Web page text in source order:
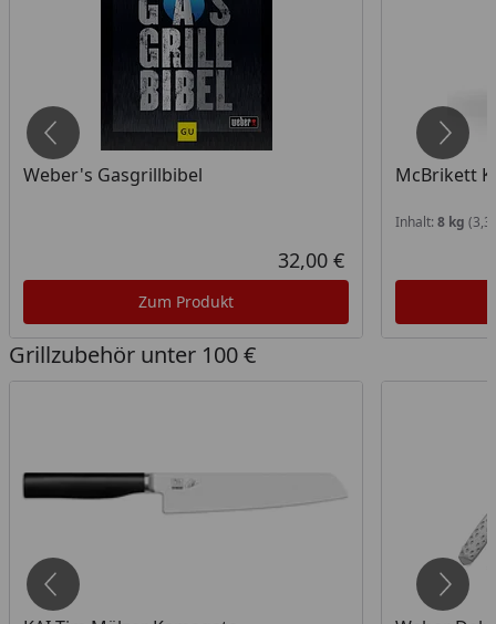
Weber's Gasgrillbibel
Aktueller Preis
32,00 €
Zum Produkt
McBrikett
Inhalt: 8 kg
Grillzubehör unter 100 €